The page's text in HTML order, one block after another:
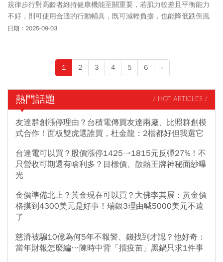
規律步行對高齡者維持健康機能至關重要，若肌力較差且平衡能力
不好，則可使用合適的行動輔具，既可減輕負擔，也能降低跌倒風
險。
日期：2025-09-03
1 2 3 4 5 6 »
熱門話題 / HOT ARTICLES /
友達群創漲停理由？台積電傳買友達兩廠、比照群創模
式合作！面板雙虎選誰買，杜金龍：2檔都好但我選它
台達電可以買？股價漲停1425→1815元反彈27%！不
只營收可期還有啥利多？目標價、散熱王牌神秘面紗曝
光
金價準備北上？黃金現在可以買？大佛李其展：黃金價
格摸到4300美元是好事！瑞銀3理由喊5000美元不遠
了
慈濟被騙10億為何5年不報警、錢找到才認？他好奇：
當年財報怎麼編…陳時中背「擋疫苗」黑鍋只求1件事